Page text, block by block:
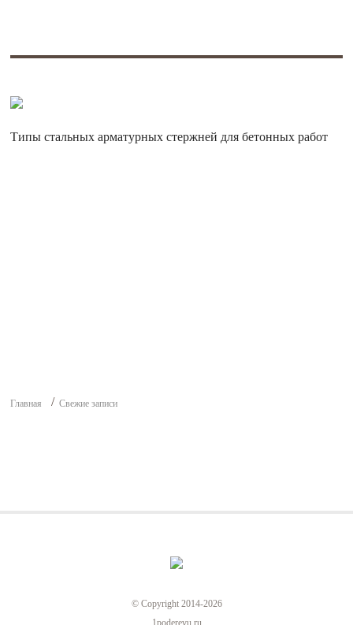
Типы стальных арматурных стержней для бетонных работ
Главная Свежие записи
© Copyright 2014-2026
1poderevu.ru